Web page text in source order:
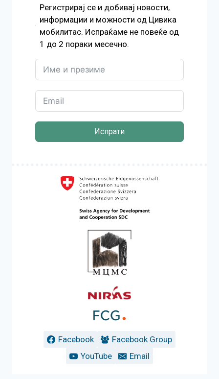
Регистрирај се и добивај новости,
информации и можности од Цивика
мобилитас. Испраќаме не повеќе од
1 до 2 пораки месечно.
Испрати
Facebook
Facebook Group
YouTube
Email